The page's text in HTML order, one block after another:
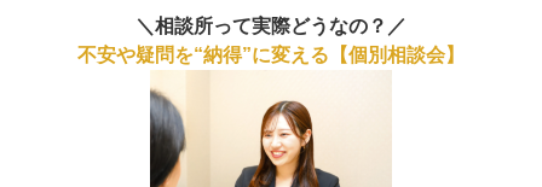
＼相談所って実際どうなの？／
不安や疑問を“納得”に変える【個別相談会】